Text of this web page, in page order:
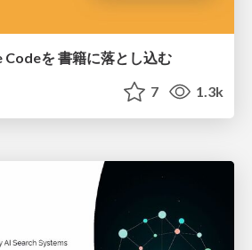
Codeを 書籍に落とし込む
7 1.3k